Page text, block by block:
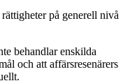
på generell nivå
behandlar enskilda
och att affärsresenärers